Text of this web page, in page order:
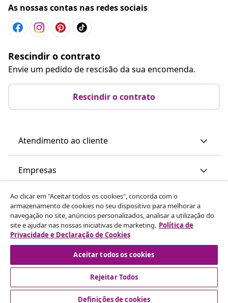
As nossas contas nas redes sociais
Rescindir o contrato
Envie um pedido de rescisão da sua encomenda.
Rescindir o contrato
Atendimento ao cliente
Empresas
vidaXL
Descubra mais
Ao clicar em "Aceitar todos os cookies", concorda com o
armazenamento de cookies no seu dispositivo para melhorar a
navegação no site, anúncios personalizados, analisar a utilização do
site e ajudar nas nossas iniciativas de marketing. Política de
Privacidade e Declaração de Cookies
Aceitar todos os cookies
Rejeitar Todos
Definições de cookies